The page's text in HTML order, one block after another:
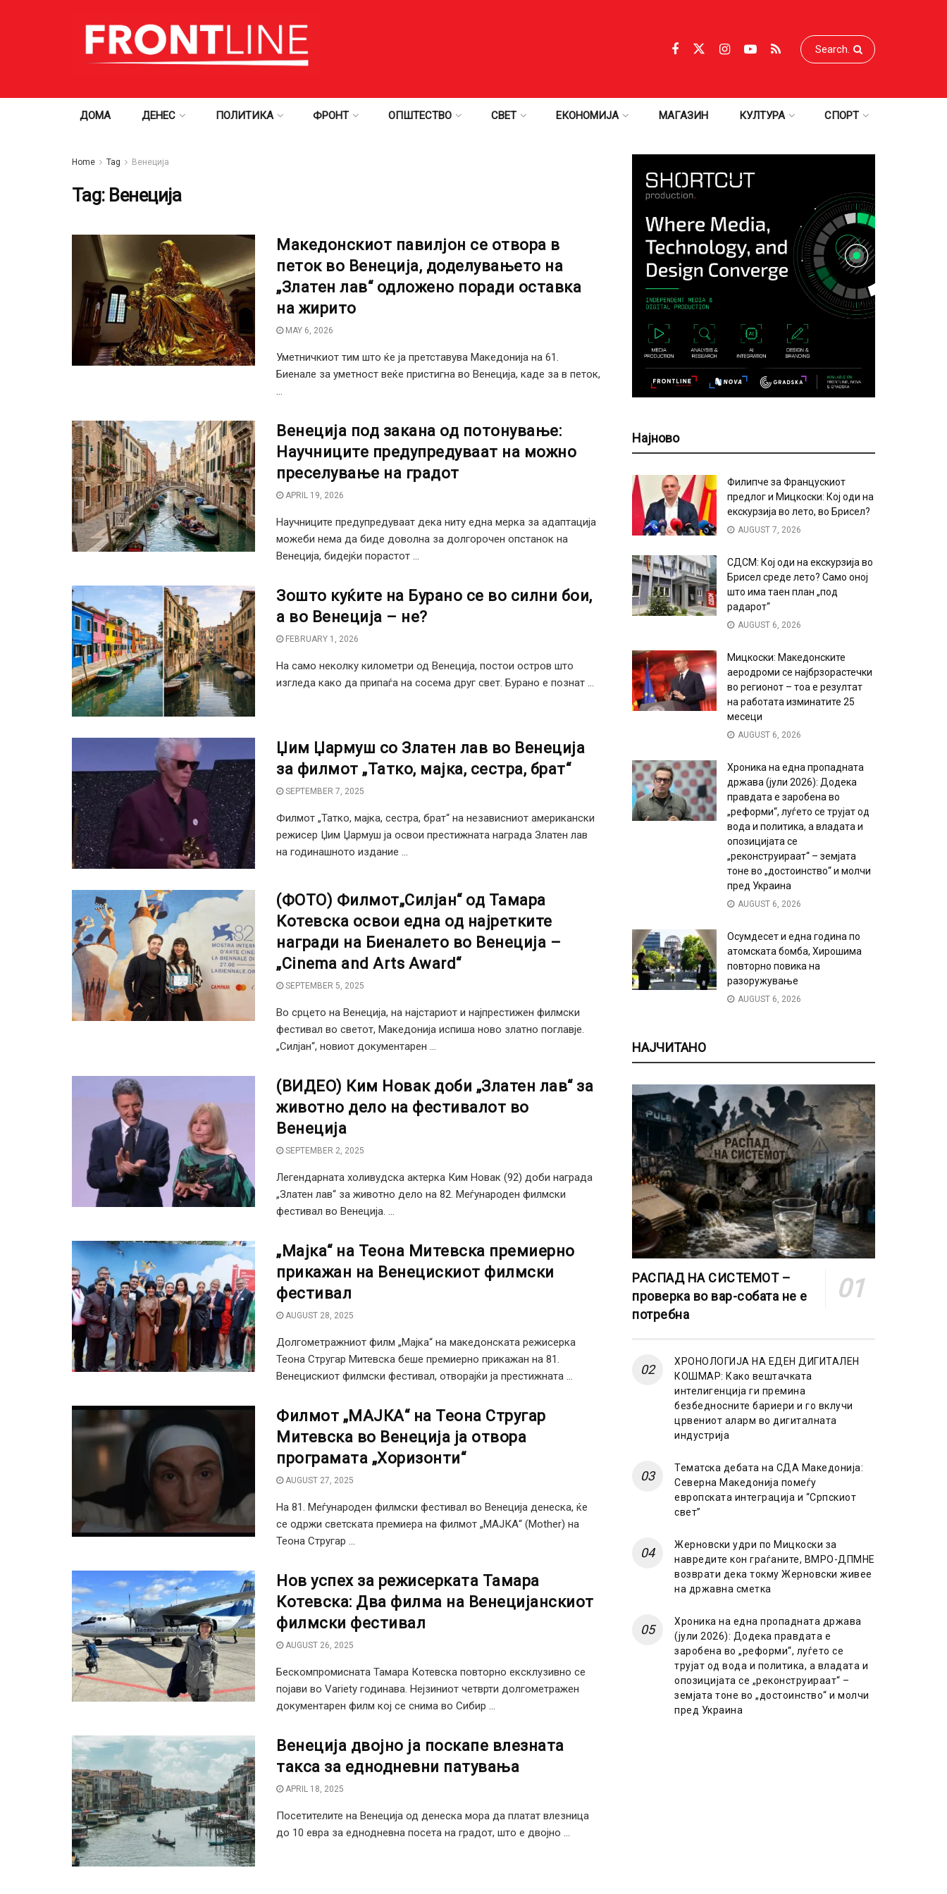
ДОМА ДЕНЕС ПОЛИТИКА ФРОНТ ОПШТЕСТВО СВЕТ ЕКОНОМИЈА МАГАЗИН КУЛТУРА СПОРТ
Home Tag Венеција
Tag: Венеција
Македонскиот павилјон се отвора в
петок во Венеција, доделувањето на
„Златен лав“ одложено поради оставка
на жирито
MAY 6, 2026
Уметничкиот тим што ќе ја претставува Македонија на 61.
Биенале за уметност веќе пристигна во Венеција, каде за в петок,
...
Венеција под закана од потонување:
Научниците предупредуваат на можно
преселување на градот
APRIL 19, 2026
Научниците предупредуваат дека ниту една мерка за адаптација
можеби нема да биде доволна за долгорочен опстанок на
Венеција, бидејќи порастот ...
Зошто куќите на Бурано се во силни бои,
а во Венеција – не?
FEBRUARY 1, 2026
На само неколку километри од Венеција, постои остров што
изгледа како да припаѓа на сосема друг свет. Бурано е познат ...
Џим Џармуш со Златен лав во Венеција
за филмот „Татко, мајка, сестра, брат“
SEPTEMBER 7, 2025
Филмот „Татко, мајка, сестра, брат“ на независниот американски
режисер Џим Џармуш ја освои престижната награда Златен лав
на годинашното издание ...
(ФОТО) Филмот„Силјан“ од Тамара
Котевска освои една од најретките
награди на Биеналето во Венеција –
„Cinema and Arts Award“
SEPTEMBER 5, 2025
Во срцето на Венеција, на најстариот и најпрестижен филмски
фестивал во светот, Македонија испиша ново златно поглавје.
„Силјан“, новиот документарен ...
(ВИДЕО) Ким Новак доби „Златен лав“ за
животно дело на фестивалот во
Венеција
SEPTEMBER 2, 2025
Легендарната холивудска актерка Ким Новак (92) доби награда
„Златен лав“ за животно дело на 82. Меѓународен филмски
фестивал во Венеција. ...
„Мајка“ на Теона Митевска премиерно
прикажан на Венецискиот филмски
фестивал
AUGUST 28, 2025
Долгометражниот филм „Мајка“ на македонската режисерка
Теона Стругар Митевска беше премиерно прикажан на 81.
Венецискиот филмски фестивал, отворајќи ја престижната ...
Филмот „МАЈКА“ на Теона Стругар
Митевска во Венеција ја отвора
програмата „Хоризонти“
AUGUST 27, 2025
На 81. Меѓународен филмски фестивал во Венеција денеска, ќе
се одржи светската премиера на филмот „МАЈКА“ (Mother) на
Теона Стругар ...
Нов успех за режисерката Тамара
Котевска: Два филма на Венецијанскиот
филмски фестивал
AUGUST 26, 2025
Бескомпромисната Тамара Котевска повторно ексклузивно се
појави во Variety годинава. Нејзиниот четврти долгометражен
документарен филм кој се снима во Сибир ...
Венеција двојно ја поскапе влезната
такса за еднодневни патувања
APRIL 18, 2025
Посетителите на Венеција од денеска мора да платат влезница
до 10 евра за еднодневна посета на градот, што е двојно ...
Најново
Филипче за Францускиот
предлог и Мицкоски: Кој оди на
екскурзија во лето, во Брисел?
AUGUST 7, 2026
СДСМ: Кој оди на екскурзија во
Брисел среде лето? Само оној
што има таен план „под
радарот“
AUGUST 6, 2026
Мицкоски: Македонските
аеродроми се најбрзорастечки
во регионот – тоа е резултат
на работата изминатите 25
месеци
AUGUST 6, 2026
Хроника на една пропадната
држава (јули 2026): Додека
правдата е заробена во
„реформи“, луѓето се трујат од
вода и политика, а владата и
опозицијата се
„реконструираат“ – земјата
тоне во „достоинство“ и молчи
пред Украина
AUGUST 6, 2026
Осумдесет и една година по
атомската бомба, Хирошима
повторно повика на
разоружување
AUGUST 6, 2026
НАЈЧИТАНО
РАСПАД НА СИСТЕМОТ –
проверка во вар-собата не е
потребна
ХРОНОЛОГИЈА НА ЕДЕН ДИГИТАЛЕН
КОШМАР: Како вештачката
интелигенција ги премина
безбедносните бариери и го вклучи
црвениот аларм во дигиталната
индустрија
Тематска дебата на СДА Македонија:
Северна Македонија помеѓу
европската интеграција и “Српскиот
свет”
Жерновски удри по Мицкоски за
навредите кон граѓаните, ВМРО-ДПМНЕ
возврати дека токму Жерновски живее
на државна сметка
Хроника на една пропадната држава
(јули 2026): Додека правдата е
заробена во „реформи“, луѓето се
трујат од вода и политика, а владата и
опозицијата се „реконструираат“ –
земјата тоне во „достоинство“ и молчи
пред Украина